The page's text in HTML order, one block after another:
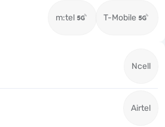
m:tel T-Mobile
Ncell
Airtel